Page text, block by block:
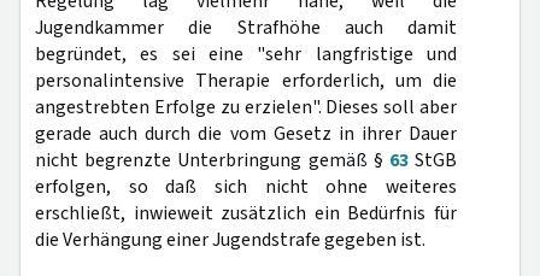
Jugendkammer die Strafhöhe auch damit
begründet, es sei eine "sehr langfristige und
personalintensive Therapie erforderlich, um die
angestrebten Erfolge zu erzielen". Dieses soll aber
gerade auch durch die vom Gesetz in ihrer Dauer
nicht begrenzte Unterbringung gemäß § 63StGB
erfolgen, so daß sich nicht ohne weiteres
erschließt, inwieweit zusätzlich ein Bedürfnis für
die Verhängung einer Jugendstrafe gegeben ist.